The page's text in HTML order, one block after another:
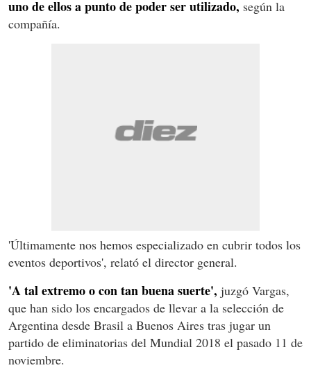
uno de ellos a punto de poder ser utilizado, según la
compañía.
'Últimamente nos hemos especializado en cubrir todos los
eventos deportivos', relató el director general.
'A tal extremo o con tan buena suerte', juzgó Vargas,
que han sido los encargados de llevar a la selección de
Argentina desde Brasil a Buenos Aires tras jugar un
partido de eliminatorias del Mundial 2018 el pasado 11 de
noviembre.